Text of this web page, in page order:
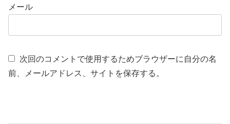
メール
次回のコメントで使用するためブラウザーに自分の名
前、メールアドレス、サイトを保存する。